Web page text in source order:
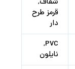
قرمز طرح
دار
PVC,
نایلون